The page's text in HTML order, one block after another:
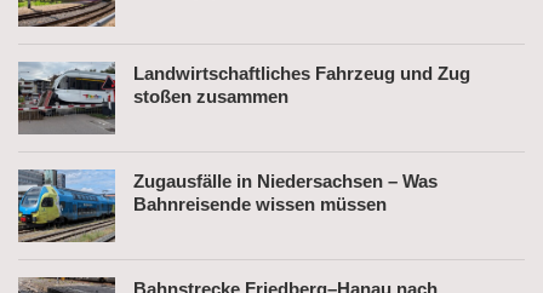
Landwirtschaftliches Fahrzeug und Zug
stoßen zusammen
Zugausfälle in Niedersachsen – Was
Bahnreisende wissen müssen
Bahnstrecke Friedberg–Hanau nach